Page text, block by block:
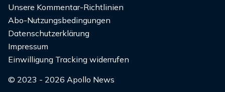
Unsere Kommentar-Richtlinien
Abo-Nutzungsbedingungen
Datenschutzerklärung
Impressum
Einwilligung Tracking widerrufen
© 2023 - 2026 Apollo News